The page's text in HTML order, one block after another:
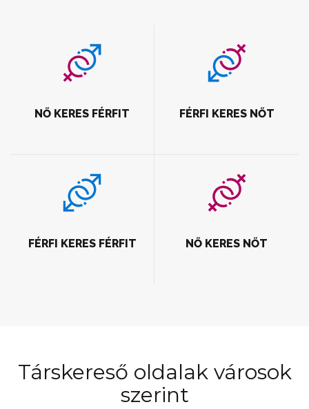
NŐ KERES FÉRFIT FÉRFI KERES NŐT
FÉRFI KERES FÉRFIT NŐ KERES NŐT
Társkereső oldalak városok
szerint